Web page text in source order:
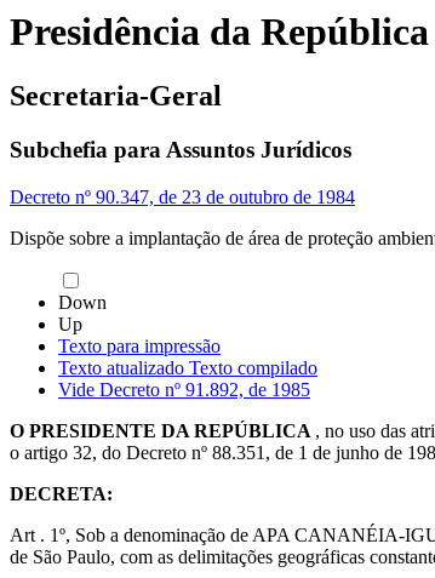
Presidência da República
Secretaria-Geral
Subchefia para Assuntos Jurídicos
Decreto nº 90.347, de 23 de outubro de 1984
Dispõe sobre a implantação de área de proteção
Down
Up
Texto para impressão
Texto atualizado Texto compilado
Vide Decreto nº 91.892, de 1985
O PRESIDENTE DA REPÚBLICA , no uso das
o artigo 32, do Decreto nº 88.351, de 1 de junho de
DECRETA:
Art . 1º, Sob a denominação de APA CANANÉIA-
de São Paulo, com as delimitações geográficas